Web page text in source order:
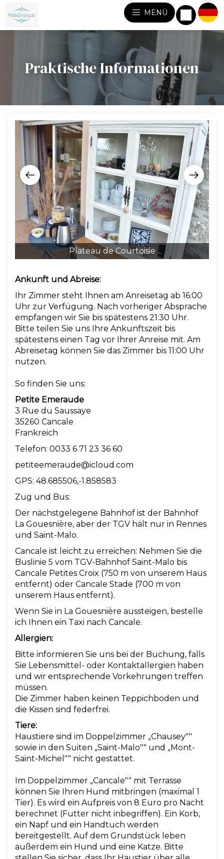
MENÜ
Praktische Informationen
Plateau de Courtoisie
Ankunft und Abreise:
Ihr Zimmer steht Ihnen am Anreisetag ab 16:00
Uhr zur Verfügung. Nach vorheriger Absprache
empfangen wir Sie bis spätestens 21:30 Uhr.
Bitte teilen Sie uns Ihre Ankunftszeit bis
spätestens einen Tag vor Ihrer Anreise mit. Am
Abreisetag können Sie das Zimmer bis 11:00 Uhr
nutzen.
So finden Sie uns:
Petite Emeraude
3 Rue du Saussaye
35260 Cancale
Frankreich
Telefon: 0033 6 71 23 36 60
petiteemeraude@icloud.com
GPS: 48.685506,-1.858583
Zug und Bus:
Der nächstgelegene Bahnhof ist der Bahnhof
La Gouesnière, aber der TGV hält nur in Rennes
und Saint-Malo.
Cancale ist leicht zu erreichen: Nehmen Sie die
Buslinie 5 vom TGV-Bahnhof Saint-Malo bis
Cancale Petites Croix (750 m von unserem Haus
entfernt) oder Cancale Stade (700 m von
unserem Haus entfernt).
Wenn Sie in La Gouesnière aussteigen, bestelle
ich Ihnen ein Taxi nach Cancale.
Allergien:
Bitte informieren Sie uns bei der Buchung, falls
Sie Lebensmittel- oder Kontaktallergien haben
und wir entsprechende Vorkehrungen treffen
müssen.
Die Zimmer haben keinen Teppichboden und
die Kissen sind federfrei.
Tiere:
Haustiere sind im Doppelzimmer „Chausey""
sowie in den Suiten „Saint-Malo"" und „Mont-
Saint-Michel"" nicht gestattet.
Im Doppelzimmer „Cancale"" mit Terrasse
können Sie Ihren Hund mitbringen (maximal 1
Tier). Es wird ein Aufpreis von 8 Euro pro Nacht
berechnet (Futter nicht inbegriffen). Ein Korb,
ein Napf und ein Handtuch werden
bereitgestellt. Auf dem Grundstück leben
außerdem ein Hund und eine Katze. Bitte